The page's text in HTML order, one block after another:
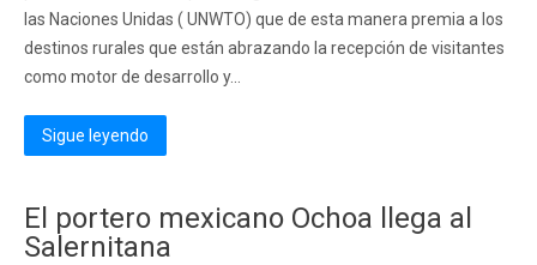
las Naciones Unidas ( UNWTO) que de esta manera premia a los
destinos rurales que están abrazando la recepción de visitantes
como motor de desarrollo y...
Sigue leyendo
El portero mexicano Ochoa llega al
Salernitana